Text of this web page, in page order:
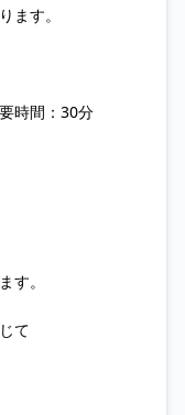
ます。
時間：30分
す。
て